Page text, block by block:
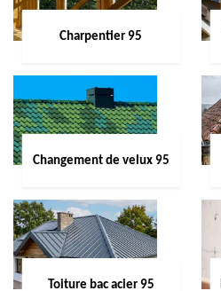
Charpentier 95
Changement de velux 95
Toiture bac acier 95